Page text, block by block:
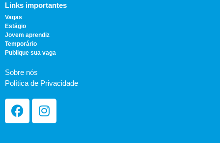
Links importantes
Vagas
Estágio
Jovem aprendiz
Temporário
Publique sua vaga
Sobre nós
Política de Privacidade